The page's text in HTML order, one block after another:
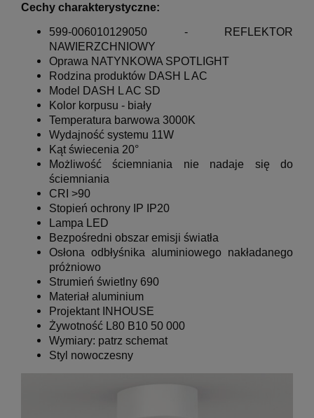
Cechy charakterystyczne:
599-006010129050 -
REFLEKTOR
NAWIERZCHNIOWY
Oprawa NATYNKOWA SPOTLIGHT
Rodzina produktów DASH L AC
Model DASH L AC SD
Kolor korpusu - biały
Temperatura barwowa 3000K
Wydajność systemu 11W
Kąt świecenia 20°
Możliwość ściemniania nie nadaje się do
ściemniania
CRI >90
Stopień ochrony IP IP20
Lampa LED
Bezpośredni obszar emisji światła
Osłona odbłyśnika aluminiowego nakładanego
próżniowo
Strumień świetlny 690
Materiał aluminium
Projektant INHOUSE
Żywotność L80 B10 50 000
Wymiary: patrz schemat
Styl nowoczesny